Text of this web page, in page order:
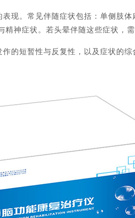
。常见伴随症状包括：单侧肢体
神症状。若头晕伴随这些症状，需
短暂性与反复性，以及症状的综